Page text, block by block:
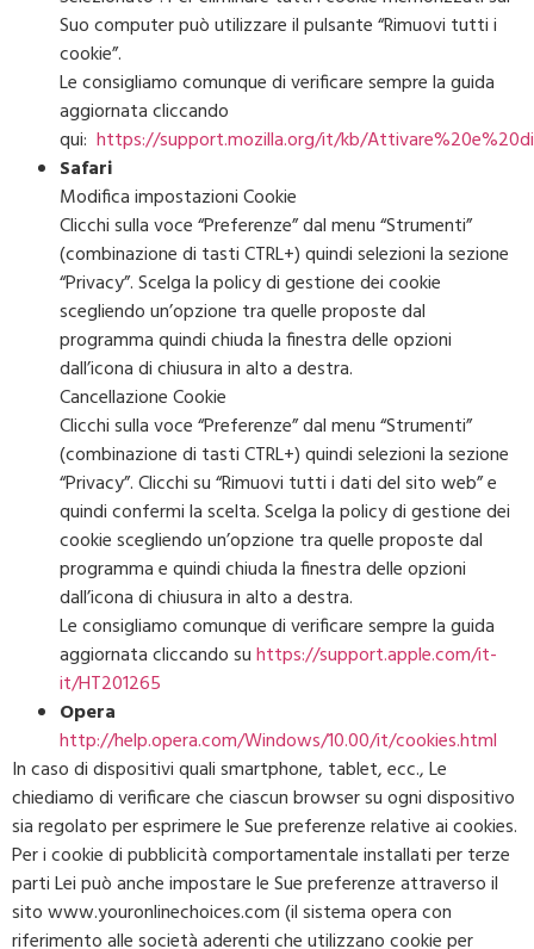
Suo computer può utilizzare il pulsante “Rimuovi tutti i
cookie”.
Le consigliamo comunque di verificare sempre la guida
aggiornata cliccando
qui: https://support.mozilla.org/it/kb/
Safari
Modifica impostazioni Cookie
Clicchi sulla voce “Preferenze” dal menu “Strumenti”
(combinazione di tasti CTRL+) quindi selezioni la sezione
“Privacy”. Scelga la policy di gestione dei cookie
scegliendo un’opzione tra quelle proposte dal
programma quindi chiuda la finestra delle opzioni
dall’icona di chiusura in alto a destra.
Cancellazione Cookie
Clicchi sulla voce “Preferenze” dal menu “Strumenti”
(combinazione di tasti CTRL+) quindi selezioni la sezione
“Privacy”. Clicchi su “Rimuovi tutti i dati del sito web” e
quindi confermi la scelta. Scelga la policy di gestione dei
cookie scegliendo un’opzione tra quelle proposte dal
programma e quindi chiuda la finestra delle opzioni
dall’icona di chiusura in alto a destra.
Le consigliamo comunque di verificare sempre la guida
aggiornata cliccando suhttps://support.apple.com/it-
it/HT201265
Opera
http://help.opera.com/Windows/10.00/it/cookies.html
In caso di dispositivi quali smartphone, tablet, ecc., Le
chiediamo di verificare che ciascun browser su ogni dispositivo
sia regolato per esprimere le Sue preferenze relative ai cookies.
Per i cookie di pubblicità comportamentale installati per terze
parti Lei può anche impostare le Sue preferenze attraverso il
sito www.youronlinechoices.com (il sistema opera con
riferimento alle società aderenti che utilizzano cookie per